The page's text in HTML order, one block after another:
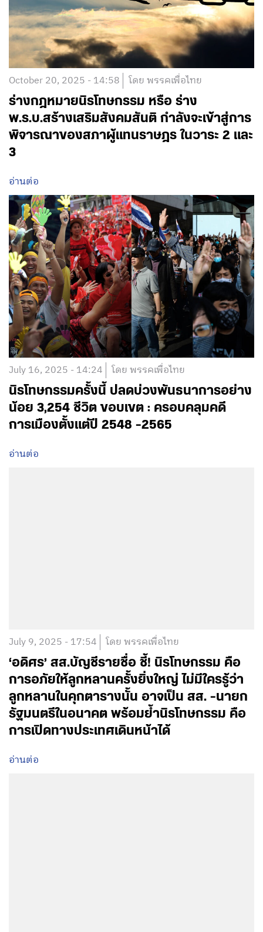
October 20, 2025 - 14:58 โดย พรรคเพื่อไทย
ร่างกฎหมายนิรโทษกรรม หรือ ร่าง
พ.ร.บ.สร้างเสริมสังคมสันติ กำลังจะเข้าสู่การ
พิจารณาของสภาผู้แทนราษฎร ในวาระ 2 และ
3
อ่านต่อ
July 16, 2025 - 14:24 โดย พรรคเพื่อไทย
นิรโทษกรรมครั้งนี้ ปลดบ่วงพันธนาการอย่าง
น้อย 3,254 ชีวิต ขอบเขต : ครอบคลุมคดี
การเมืองตั้งแต่ปี 2548 -2565
อ่านต่อ
July 9, 2025 - 17:54 โดย พรรคเพื่อไทย
‘อดิศร’ สส.บัญชีรายชื่อ ชี้! นิรโทษกรรม คือ
การอภัยให้ลูกหลานครั้งยิ่งใหญ่ ไม่มีใครรู้ว่า
ลูกหลานในคุกตารางนั้น อาจเป็น สส. -นายก
รัฐมนตรีในอนาคต พร้อมย้ำนิรโทษกรรม คือ
การเปิดทางประเทศเดินหน้าได้
อ่านต่อ